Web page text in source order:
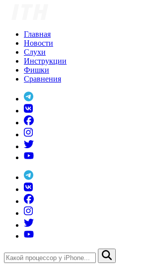
Главная
Новости
Слухи
Инструкции
Фишки
Сравнения